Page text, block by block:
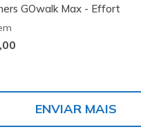
GOwalk Max - Effort
ENVIAR MAIS